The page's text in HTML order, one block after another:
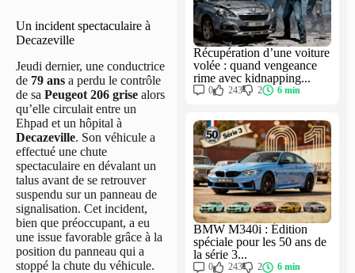
Un incident spectaculaire à
Decazeville
Jeudi dernier, une conductrice
de 79 ans a perdu le contrôle
de sa Peugeot 206 grise alors
qu’elle circulait entre un
Ehpad et un hôpital à
Decazeville. Son véhicule a
effectué une chute
spectaculaire en dévalant un
talus avant de se retrouver
suspendu sur un panneau de
signalisation. Cet incident,
bien que préoccupant, a eu
une issue favorable grâce à la
position du panneau qui a
stoppé la chute du véhicule.
Récupération d’une voiture
volée : quand vengeance
rime avec kidnapping...
0 243 2 6 min
BMW M340i : Édition
spéciale pour les 50 ans de
la série 3...
0 243 2 6 min